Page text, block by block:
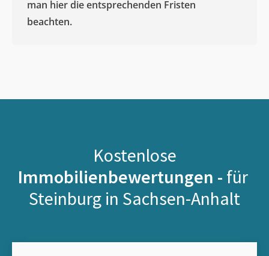
man hier die entsprechenden Fristen
beachten.
Kostenlose
Immobilienbewertungen - für
Steinburg in Sachsen-Anhalt